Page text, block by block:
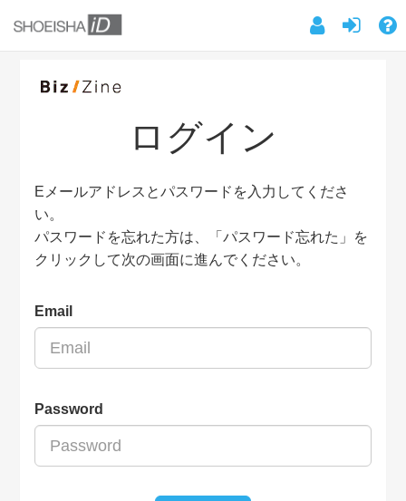
ログイン
Eメールアドレスとパスワードを入力してくださ
い。
パスワードを忘れた方は、「パスワード忘れた」を
クリックして次の画面に進んでください。
Email
Password